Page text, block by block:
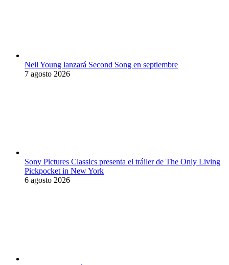
Neil Young lanzará Second Song en septiembre
7 agosto 2026
Sony Pictures Classics presenta el tráiler de The Only Living
Pickpocket in New York
6 agosto 2026